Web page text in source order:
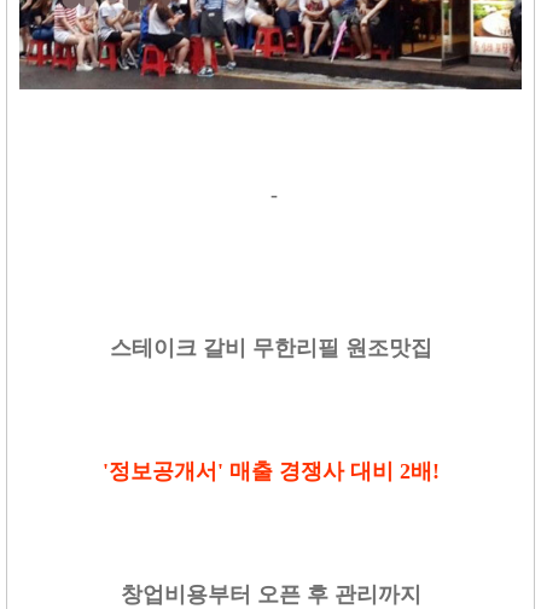
-
스테이크 갈비 무한리필 원조맛집
'정보공개서' 매출 경쟁사 대비 2배!
창업비용부터 오픈 후 관리까지